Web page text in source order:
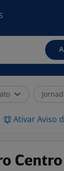
Ativar Aviso